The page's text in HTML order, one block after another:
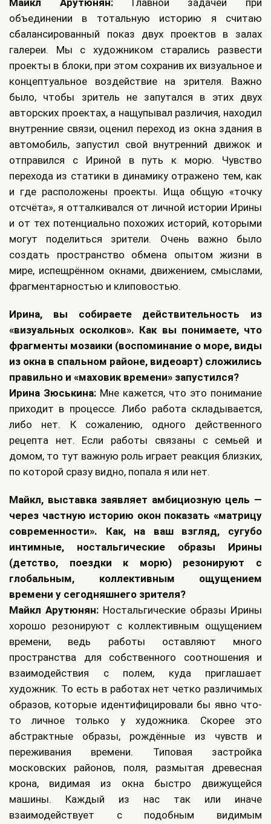
Майкл Арутюнян:
Главной задачей при
объединении в тотальную историю я считаю
сбалансированный показ двух проектов в залах
галереи. Мы с художником старались развести
проекты в блоки, при этом сохранив их визуальное и
концептуальное воздействие на зрителя. Важно
было, чтобы зритель не запутался в этих двух
авторских проектах, а нащупывал различия, находил
внутренние связи, оценил переход из окна здания в
автомобиль, запустил свой внутренний движок и
отправился с Ириной в путь к морю. Чувство
перехода из статики в динамику отражено тем, как
и где расположены проекты. Ища общую «точку
отсчёта», я отталкивался от личной истории Ирины
и от тех потенциально похожих историй, которыми
могут поделиться зрители. Очень важно было
создать пространство обмена опытом жизни в
мире, испещрённом окнами, движением, смыслами,
фрагментарностью и клиповостью.
Ирина, вы собираете действительность из
«визуальных осколков». Как вы понимаете, что
фрагменты мозаики (воспоминание о море, виды
из окна в спальном районе, видеоарт) сложились
правильно и «маховик времени» запустился?
Ирина Зюськина: Мне кажется, что это понимание
приходит в процессе. Либо работа складывается,
либо нет. К сожалению, одного действенного
рецепта нет. Если работы связаны с семьей и
домом, то тут важную роль играет реакция близких,
по которой сразу видно, попала я или нет.
Майкл, выставка заявляет амбициозную цель —
через частную историю окон показать «матрицу
современности». Как, на ваш взгляд, сугубо
интимные, ностальгические образы Ирины
(детство, поездки к морю) резонируют с
глобальным, коллективным ощущением
времени у сегодняшнего зрителя?
Майкл Арутюнян: Ностальгические образы Ирины
хорошо резонируют с коллективным ощущением
времени, ведь работы оставляют много
пространства для собственного соотношения и
взаимодействия с полем, куда приглашает
художник. То есть в работах нет четко различимых
образов, которые идентифицировали бы явно что-
то личное только у художника. Скорее это
абстрактные образы, рождённые из чувств и
переживания времени. Типовая застройка
московских районов, поля, размытая древесная
крона, видимая из окна быстро движущейся
машины. Каждый из нас так или иначе
взаимодействует с подобным видимым